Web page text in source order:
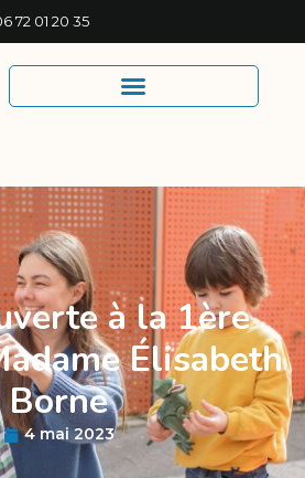
72 01 20 35
à la 1ère
Élisabeth
Borne
4 mai 2023